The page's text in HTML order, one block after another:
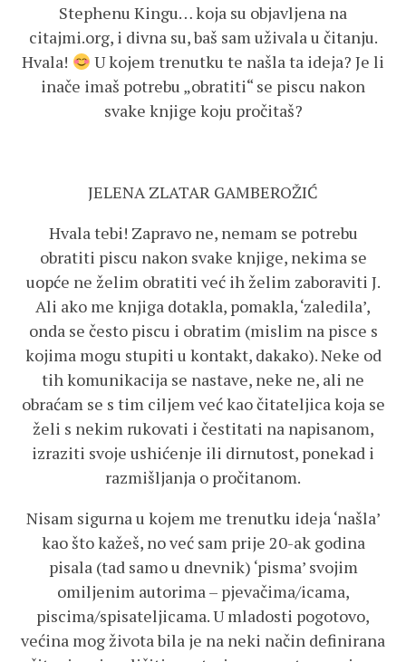
Stephenu Kingu… koja su objavljena na
citajmi.org, i divna su, baš sam uživala u čitanju.
Hvala!
U kojem trenutku te našla ta ideja? Je li
inače imaš potrebu „obratiti“ se piscu nakon
svake knjige koju pročitaš?
JELENA ZLATAR GAMBEROŽIĆ
Hvala tebi! Zapravo ne, nemam se potrebu
obratiti piscu nakon svake knjige, nekima se
uopće ne želim obratiti već ih želim zaboraviti J.
Ali ako me knjiga dotakla, pomakla, ‘zaledila’,
onda se često piscu i obratim (mislim na pisce s
kojima mogu stupiti u kontakt, dakako). Neke od
tih komunikacija se nastave, neke ne, ali ne
obraćam se s tim ciljem već kao čitateljica koja se
želi s nekim rukovati i čestitati na napisanom,
izraziti svoje ushićenje ili dirnutost, ponekad i
razmišljanja o pročitanom.
Nisam sigurna u kojem me trenutku ideja ‘našla’
kao što kažeš, no već sam prije 20-ak godina
pisala (tad samo u dnevnik) ‘pisma’ svojim
omiljenim autorima – pjevačima/icama,
piscima/spisateljicama. U mladosti pogotovo,
većina mog života bila je na neki način definirana